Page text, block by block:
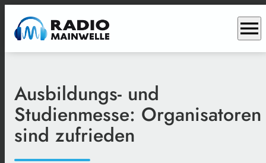
menu
Ausbildungs- und
Studienmesse: Organisatoren
sind zufrieden